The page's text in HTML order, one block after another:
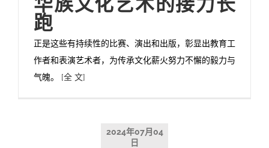
跑
正是这些有持续性的比赛、演出和出版，彰显出教育工
作者和表演艺术者，为传承文化薪火努力不懈的毅力与
气魄。 [全 文]
2024年07月04
日